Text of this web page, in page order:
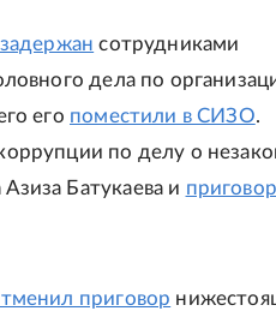
сотрудниками
дела по
его поместили в СИЗО.
по делу о
Батукаева и
приговор